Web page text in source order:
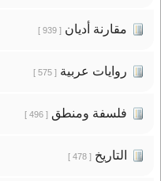
مقارنة أديان[ 939 ]
روايات عربية[ 575 ]
فلسفة ومنطق[ 496 ]
التاريخ[ 478 ]